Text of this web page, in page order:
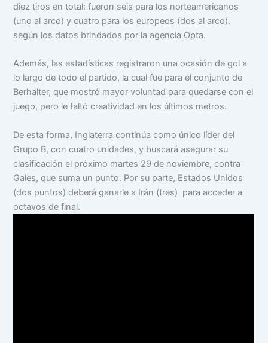
diez tiros en total: fueron seis para los norteamericanos
(uno al arco) y cuatro para los europeos (dos al arco),
según los datos brindados por la agencia Opta.
Además, las estadísticas registraron una ocasión de gol a
lo largo de todo el partido, la cual fue para el conjunto de
Berhalter, que mostró mayor voluntad para quedarse con el
juego, pero le faltó creatividad en los últimos metros.
De esta forma, Inglaterra continúa como único líder del
Grupo B, con cuatro unidades, y buscará asegurar su
clasificación el próximo martes 29 de noviembre, contra
Gales, que suma un punto. Por su parte, Estados Unidos
(dos puntos) deberá ganarle a Irán (tres) para acceder a
octavos de final.